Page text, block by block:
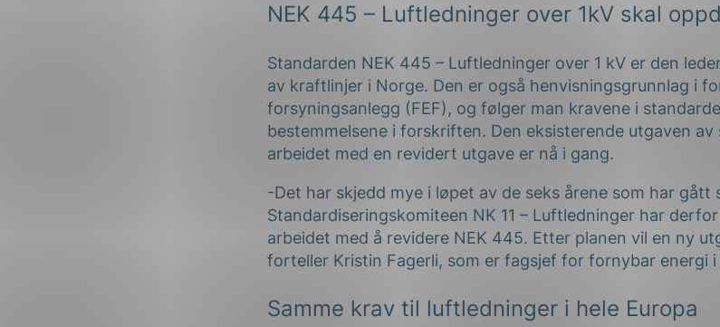
NEK 445 – Luftledninger over 1kV skal
Standarden NEK 445 – Luftledninger over 1 kV er den
av kraftlinjer i Norge. Den er også henvisningsgrunnlag i
forsyningsanlegg (FEF), og følger man kravene i
bestemmelsene i forskriften. Den eksisterende utgaven
arbeidet med en revidert utgave er nå i gang.
-Det har skjedd mye i løpet av de seks årene som har gått
Standardiseringskomiteen NK 11 – Luftledninger har
arbeidet med å revidere NEK 445. Etter planen vil en ny
forteller Kristin Fagerli, som er fagsjef for fornybar energi i
Samme krav til luftledninger i hele Europa